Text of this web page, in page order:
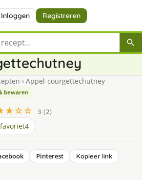
Inloggen Registreren
recept
› Appel-courgettechutney
bewaren
3 (2)
4
Pinterest
Kopieer link